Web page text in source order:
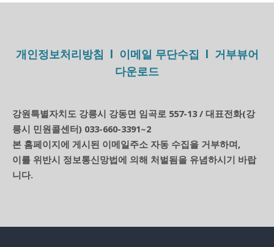
개인정보처리방침 l 이메일 무단수집 l 거부뷰어
다운로드
강원특별자치도 강릉시 강동면 임곡로 557-13 / 대표전화(강
릉시 민원콜센터) 033-660-3391~2
본 홈페이지에 게시된 이메일주소 자동 수집을 거부하며,
이를 위반시 정보통신망법에 의해 처벌됨을 유념하시기 바랍
니다.